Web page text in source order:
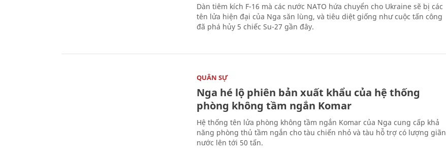
Dàn tiêm kích F-16 mà các nước NATO hứa chuyển cho Ukraine sẽ bị các
tên lửa hiện đại của Nga săn lùng, và tiêu diệt giống như cuộc tấn công
đã phá hủy 5 chiếc Su-27 gần đây.
QUÂN SỰ
Nga hé lộ phiên bản xuất khẩu của hệ thống
phòng không tầm ngắn Komar
Hệ thống tên lửa phòng không tầm ngắn Komar của Nga cung cấp khả
năng phòng thủ tầm ngắn cho tàu chiến nhỏ và tàu hỗ trợ có lượng giãn
nước lên tới 50 tấn.